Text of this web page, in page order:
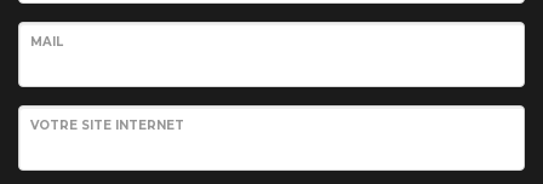
MAIL
VOTRE SITE INTERNET